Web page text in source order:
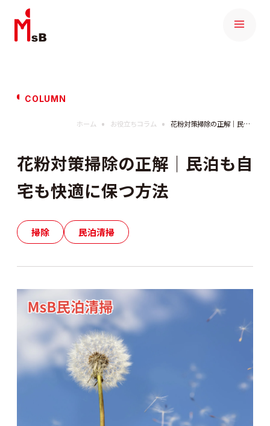
COLUMN
ホーム お役立ちコラム 花粉対策掃除の正解｜民泊も自宅も快適に保つ方法
花粉対策掃除の正解｜民泊も自
宅も快適に保つ方法
掃除 民泊清掃